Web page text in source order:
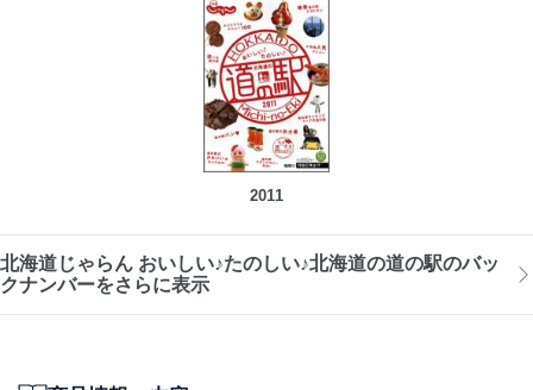
2011
北海道じゃらん おいしい♪たのしい♪北海道の道の駅のバッ
クナンバーをさらに表示